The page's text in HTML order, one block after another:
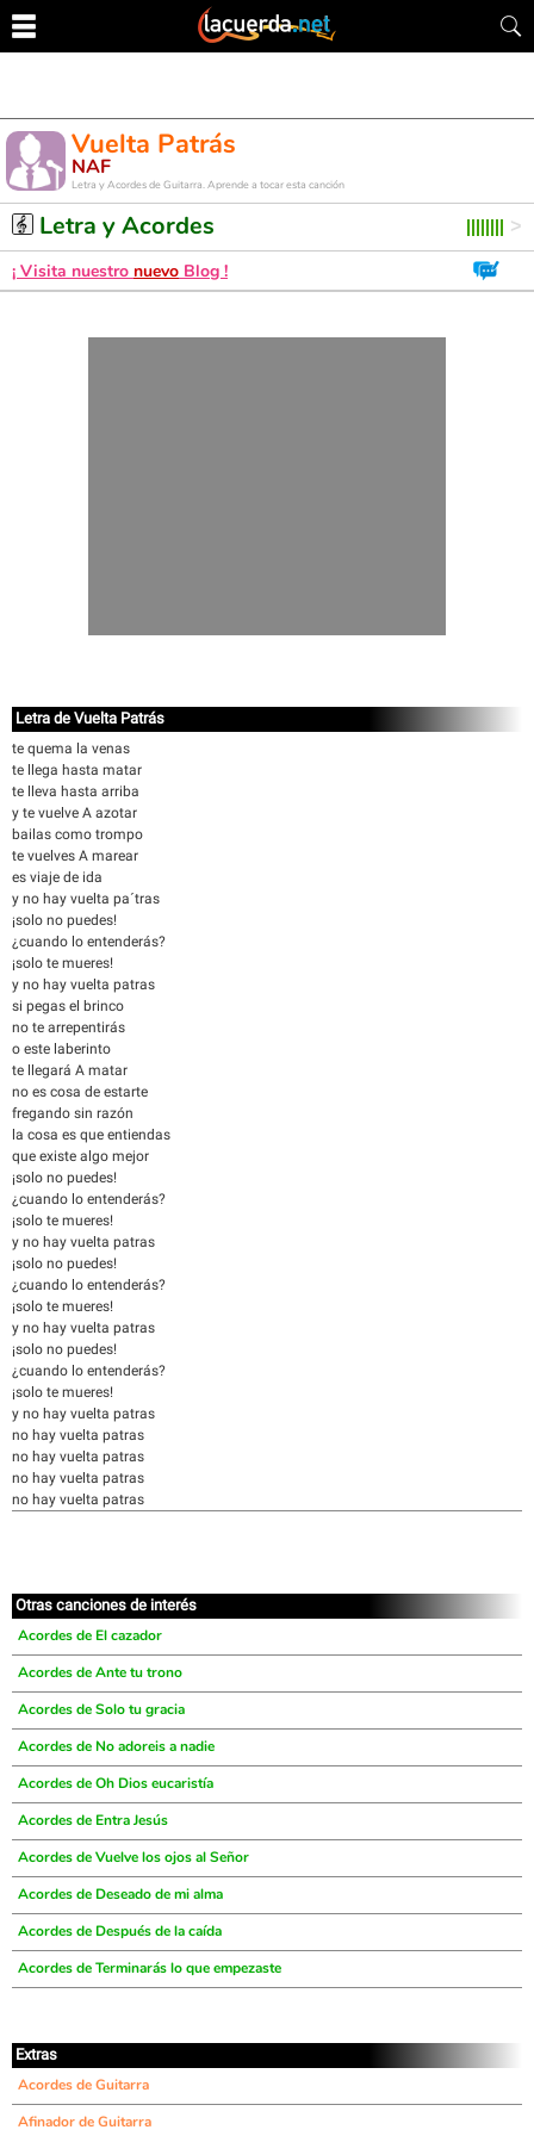
Vuelta Patrás
NAF
Letra y Acordes de Guitarra. Aprende a tocar esta canción
Letra y Acordes
¡ Visita nuestro nuevo Blog !
Letra de Vuelta Patrás
te quema la venas
te llega hasta matar
te lleva hasta arriba
y te vuelve A azotar
bailas como trompo
te vuelves A marear
es viaje de ida
y no hay vuelta pa´tras
¡solo no puedes!
¿cuando lo entenderás?
¡solo te mueres!
y no hay vuelta patras
si pegas el brinco
no te arrepentirás
o este laberinto
te llegará A matar
no es cosa de estarte
fregando sin razón
la cosa es que entiendas
que existe algo mejor
¡solo no puedes!
¿cuando lo entenderás?
¡solo te mueres!
y no hay vuelta patras
¡solo no puedes!
¿cuando lo entenderás?
¡solo te mueres!
y no hay vuelta patras
¡solo no puedes!
¿cuando lo entenderás?
¡solo te mueres!
y no hay vuelta patras
no hay vuelta patras
no hay vuelta patras
no hay vuelta patras
no hay vuelta patras
Otras canciones de interés
Acordes de El cazador
Acordes de Ante tu trono
Acordes de Solo tu gracia
Acordes de No adoreis a nadie
Acordes de Oh Dios eucaristía
Acordes de Entra Jesús
Acordes de Vuelve los ojos al Señor
Acordes de Deseado de mi alma
Acordes de Después de la caída
Acordes de Terminarás lo que empezaste
Extras
Acordes de Guitarra
Afinador de Guitarra